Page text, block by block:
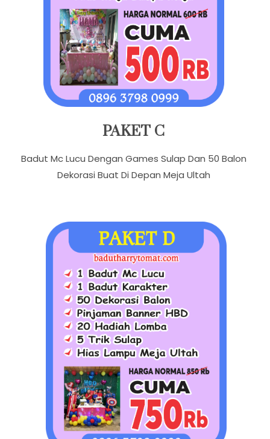
PAKET C
Badut Mc Lucu Dengan Games Sulap Dan 50 Balon
Dekorasi Buat Di Depan Meja Ultah